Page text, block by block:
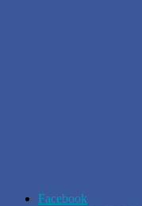
Facebook